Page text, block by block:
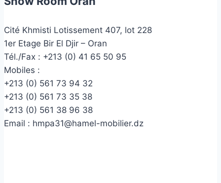
Cité Khmisti Lotissement 407, lot 228
1er Etage Bir El Djir – Oran
Tél./Fax : +213 (0) 41 65 50 95
Mobiles :
+213 (0) 561 73 94 32
+213 (0) 561 73 35 38
+213 (0) 561 38 96 38
Email : hmpa31@hamel-mobilier.dz